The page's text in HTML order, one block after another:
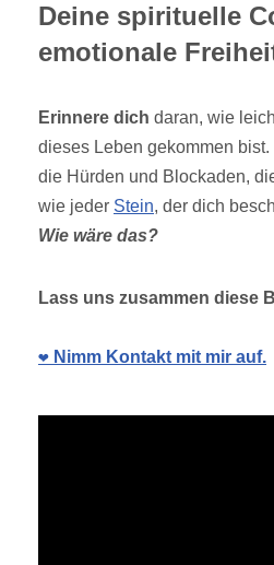
Deine spirituelle
emotionale
Erinnere dich daran, wie
dieses Leben gekommen
die Hürden und Blockaden,
wie jeder Stein, der dich
Wie wäre das?
Lass uns zusammen diese
❤️ Nimm Kontakt mit mir auf.